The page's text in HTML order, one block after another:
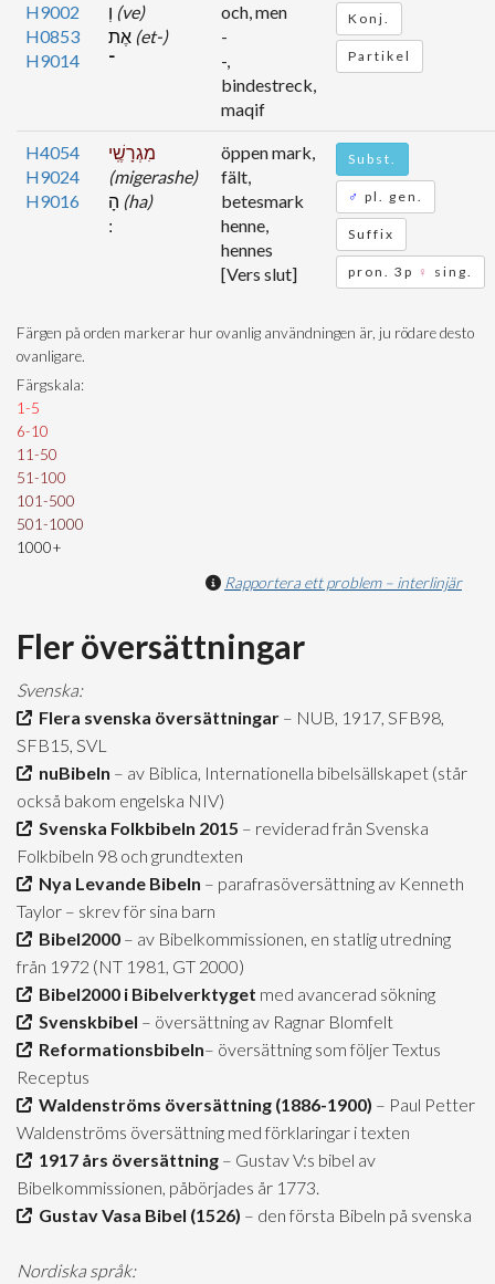
H9002
H0853
H9014
(ve)
(et-)
־
och, men
-
-,
bindestreck,
maqif
Konj.
Partikel
H4054
H9024
H9016
מִגְרָשֶֽׁי
(migerashe)
(ha)
öppen mark,
fält,
betesmark
henne,
hennes
[Vers slut]
Subst.
♂ pl. gen.
Suffix
pron. 3p ♀ sing.
Färgen på orden markerar hur ovanlig användningen är, ju rödare desto
ovanligare.
Färgskala:
1-5
6-10
11-50
51-100
101-500
501-1000
1000+
Rapportera ett problem – interlinjär
Fler översättningar
Svenska:
Flera svenska översättningar – NUB, 1917, SFB98,
SFB15, SVL
nuBibeln – av Biblica, Internationella bibelsällskapet (står
också bakom engelska NIV)
Svenska Folkbibeln 2015 – reviderad från Svenska
Folkbibeln 98 och grundtexten
Nya Levande Bibeln – parafrasöversättning av Kenneth
Taylor – skrev för sina barn
Bibel2000 – av Bibelkommissionen, en statlig utredning
från 1972 (NT 1981, GT 2000)
Bibel2000 i Bibelverktyget med avancerad sökning
Svenskbibel – översättning av Ragnar Blomfelt
Reformationsbibeln– översättning som följer Textus
Receptus
Waldenströms översättning (1886-1900) – Paul Petter
Waldenströms översättning med förklaringar i texten
1917 års översättning – Gustav V:s bibel av
Bibelkommissionen, påbörjades år 1773.
Gustav Vasa Bibel (1526) – den första Bibeln på svenska
Nordiska språk: